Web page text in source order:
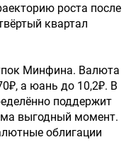
роста после
квартал
Минфина. Валюта
а юань до 10,2₽. В
поддержит
выгодный момент.
облигации